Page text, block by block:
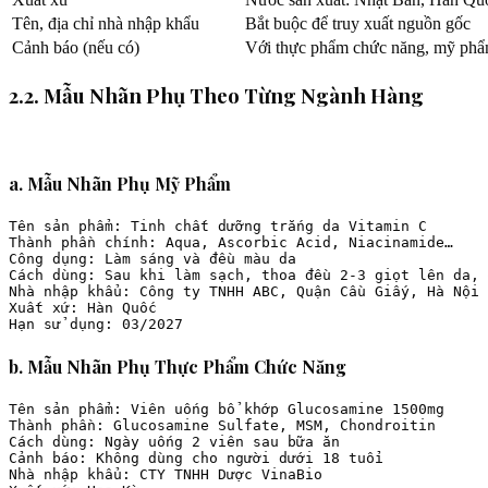
Tên, địa chỉ nhà nhập khẩu
Bắt buộc để truy xuất nguồn gốc
Cảnh báo (nếu có)
Với thực phẩm chức năng, mỹ
2.2. Mẫu Nhãn Phụ Theo Từng Ngành Hàng
a. Mẫu Nhãn Phụ Mỹ Phẩm
Tên sản phẩm: Tinh chất dưỡng trắng da Vitamin C
Thành phần chính: Aqua, Ascorbic Acid, Niacinamide…
Công dụng: Làm sáng và đều màu da
Cách dùng: Sau khi làm sạch, thoa đều 2-3 giọt lên
Nhà nhập khẩu: Công ty TNHH ABC, Quận Cầu Giấy, Hà Nội
Xuất xứ: Hàn Quốc
b. Mẫu Nhãn Phụ Thực Phẩm Chức Năng
Tên sản phẩm: Viên uống bổ khớp Glucosamine 1500mg
Thành phần: Glucosamine Sulfate, MSM, Chondroitin
Cách dùng: Ngày uống 2 viên sau bữa ăn
Cảnh báo: Không dùng cho người dưới 18 tuổi
Nhà nhập khẩu: CTY TNHH Dược VinaBio